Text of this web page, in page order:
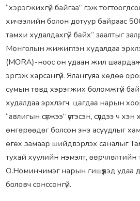
“хэрэгжихгүй байгаа” гэж
хичээлийн болон дотуур байраас
тамхи худалдахгүй байх” заалтыг
Монголын жижиглэн худалдаа
(MORA)-ноос он удаан жил
эргэж харсангүй. Ялангуяа хөдөө
сумын төвд хэрэгжих боломжгүй
худалдаа эрхлэгч, цагдаа нарын
“авлигын сүлжээ” үүсгэсэн, сүүлдээ ч
өнгөрөөдөг болсон энэ асуудлыг
өгөх замаар шийдвэрлэх саналыг
тухай хуулийн нэмэлт, өөрчлөлтийн
О.Номинчимэг нарын гишүүдэд удаа
боловч сонссонгүй.